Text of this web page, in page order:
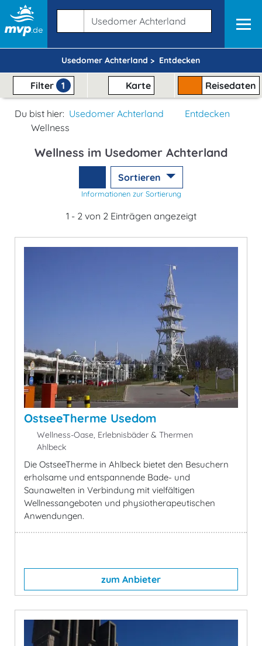
Usedomer Achterland > Entdecken
Filter 1 Karte Reisedaten
Du bist hier: Usedomer Achterland
Entdecken
Wellness
Wellness im Usedomer Achterland
Sortieren
Informationen zur Sortierung
1 - 2 von 2 Einträgen angezeigt
OstseeTherme Usedom
Wellness-Oase, Erlebnisbäder & Thermen
Ahlbeck
Die OstseeTherme in Ahlbeck bietet den Besuchern
erholsame und entspannende Bade- und
Saunawelten in Verbindung mit vielfältigen
Wellnessangeboten und physiotherapeutischen
Anwendungen.
zum Anbieter